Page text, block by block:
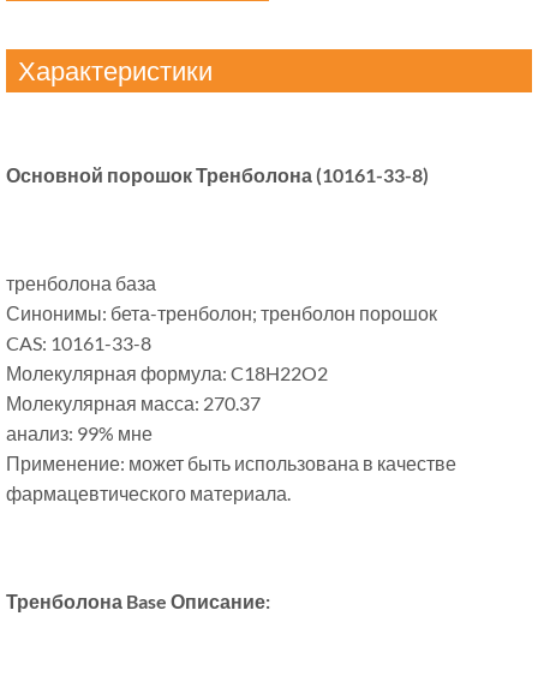
Характеристики
Основной порошок Тренболона (10161-33-8)
тренболона база
Синонимы: бета-тренболон; тренболон порошок
CAS: 10161-33-8
Молекулярная формула: C18H22O2
Молекулярная масса: 270.37
анализ: 99% мне
Применение: может быть использована в качестве
фармацевтического материала.
Тренболона Base Описание: